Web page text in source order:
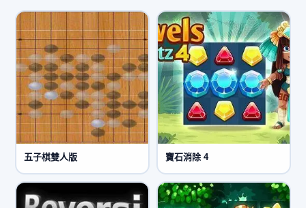
五子棋雙人版 寶石消除 4